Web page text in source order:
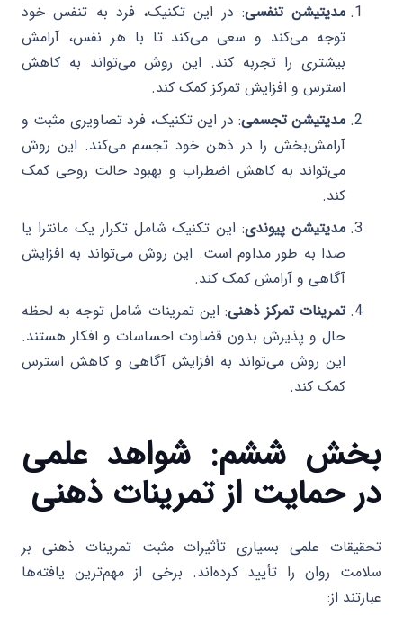
مدیتیشن تنفسی: در این تکنیک، فرد به تنفس خود
توجه می‌کند و سعی می‌کند تا با هر نفس، آرامش
بیشتری را تجربه کند. این روش می‌تواند به کاهش
استرس و افزایش تمرکز کمک کند.
مدیتیشن تجسمی: در این تکنیک، فرد تصاویری مثبت و
آرامش‌بخش را در ذهن خود تجسم می‌کند. این روش
می‌تواند به کاهش اضطراب و بهبود حالت روحی کمک
کند.
مدیتیشن پیوندی: این تکنیک شامل تکرار یک مانترا یا
صدا به طور مداوم است. این روش می‌تواند به افزایش
آگاهی و آرامش کمک کند.
تمرینات تمرکز ذهنی: این تمرینات شامل توجه به لحظه
حال و پذیرش بدون قضاوت احساسات و افکار هستند.
این روش می‌تواند به افزایش آگاهی و کاهش استرس
کمک کند.
بخش ششم: شواهد علمی
در حمایت از تمرینات ذهنی
تحقیقات علمی بسیاری تأثیرات مثبت تمرینات ذهنی بر
سلامت روان را تأیید کرده‌اند. برخی از مهم‌ترین یافته‌ها
عبارتند از: